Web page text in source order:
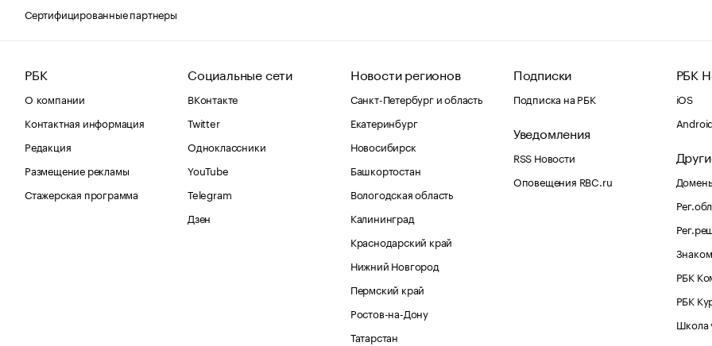
Сертифицированные партнеры
РБК
О компании
Контактная информация
Редакция
Размещение рекламы
Стажерская программа
Социальные сети
ВКонтакте
Twitter
Одноклассники
YouTube
Telegram
Дзен
Новости регионов
Санкт-Петербург и область
Екатеринбург
Новосибирск
Башкортостан
Вологодская область
Калининград
Краснодарский край
Нижний Новгород
Пермский край
Ростов-на-Дону
Татарстан
Подписки
Подписка на РБК
Уведомления
RSS Новости
Оповещения RBC.ru
РБК
iOS
РБК
РБК
Школа